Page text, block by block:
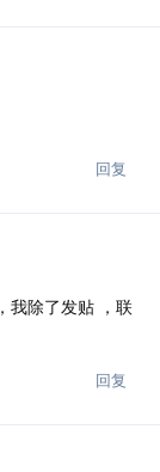
回复
我除了发贴 ，联
回复